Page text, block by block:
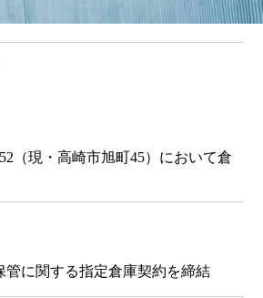
（現・高崎市旭町45）において倉
管に関する指定倉庫契約を締結